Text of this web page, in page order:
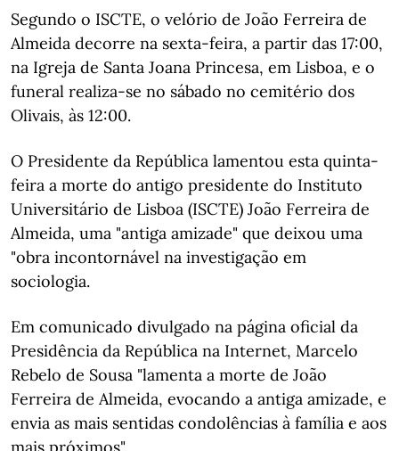
Segundo o ISCTE, o velório de João Ferreira de
Almeida decorre na sexta-feira, a partir das 17:00,
na Igreja de Santa Joana Princesa, em Lisboa, e o
funeral realiza-se no sábado no cemitério dos
Olivais, às 12:00.
O Presidente da República lamentou esta quinta-
feira a morte do antigo presidente do Instituto
Universitário de Lisboa (ISCTE) João Ferreira de
Almeida, uma "antiga amizade" que deixou uma
"obra incontornável na investigação em
sociologia.
Em comunicado divulgado na página oficial da
Presidência da República na Internet, Marcelo
Rebelo de Sousa "lamenta a morte de João
Ferreira de Almeida, evocando a antiga amizade, e
envia as mais sentidas condolências à família e aos